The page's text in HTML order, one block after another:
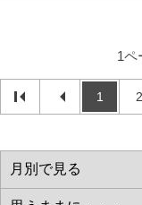
1ペ
1 2